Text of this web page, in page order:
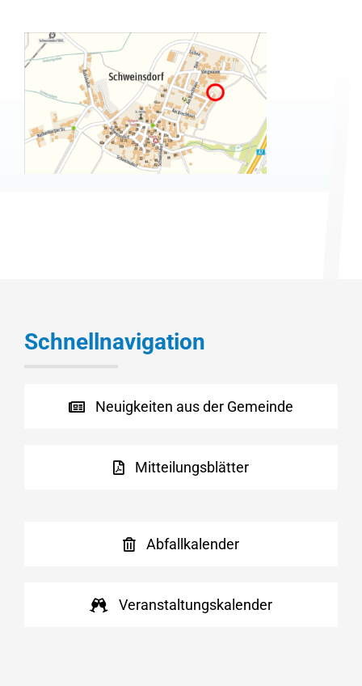
Schnellnavigation
Neuigkeiten aus der Gemeinde
Mitteilungsblätter
Abfallkalender
Veranstaltungskalender